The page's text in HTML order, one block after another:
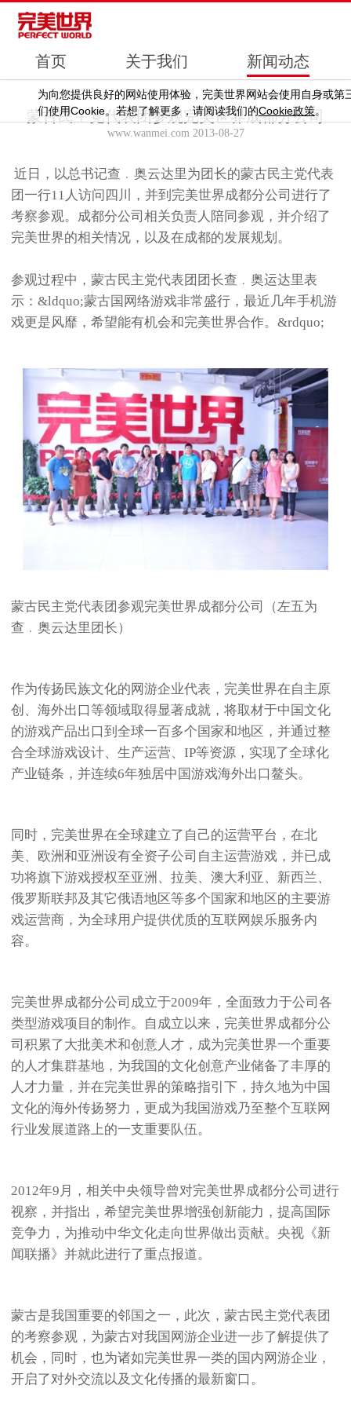
为向您提供良好的网站使用体验，完美世界网站会使用自身或第
们使用Cookie。若想了解更多，请阅读我们的Cookie政策。
首页 关于我们 新闻动态
蒙古民主党代表团参观完美世界成都分公司
www.wanmei.com 2013-08-27
近日，以总书记查﹒奥云达里为团长的蒙古民主党代表
团一行11人访问四川，并到完美世界成都分公司进行了
考察参观。成都分公司相关负责人陪同参观，并介绍了
完美世界的相关情况，以及在成都的发展规划。
参观过程中，蒙古民主党代表团团长查﹒奥运达里表
示：&ldquo;蒙古国网络游戏非常盛行，最近几年手机游
戏更是风靡，希望能有机会和完美世界合作。&rdquo;
蒙古民主党代表团参观完美世界成都分公司（左五为
查﹒奥云达里团长）
作为传扬民族文化的网游企业代表，完美世界在自主原
创、海外出口等领域取得显著成就，将取材于中国文化
的游戏产品出口到全球一百多个国家和地区，并通过整
合全球游戏设计、生产运营、IP等资源，实现了全球化
产业链条，并连续6年独居中国游戏海外出口鳌头。
同时，完美世界在全球建立了自己的运营平台，在北
美、欧洲和亚洲设有全资子公司自主运营游戏，并已成
功将旗下游戏授权至亚洲、拉美、澳大利亚、新西兰、
俄罗斯联邦及其它俄语地区等多个国家和地区的主要游
戏运营商，为全球用户提供优质的互联网娱乐服务内
容。
完美世界成都分公司成立于2009年，全面致力于公司各
类型游戏项目的制作。自成立以来，完美世界成都分公
司积累了大批美术和创意人才，成为完美世界一个重要
的人才集群基地，为我国的文化创意产业储备了丰厚的
人才力量，并在完美世界的策略指引下，持久地为中国
文化的海外传扬努力，更成为我国游戏乃至整个互联网
行业发展道路上的一支重要队伍。
2012年9月，相关中央领导曾对完美世界成都分公司进行
视察，并指出，希望完美世界增强创新能力，提高国际
竞争力，为推动中华文化走向世界做出贡献。央视《新
闻联播》并就此进行了重点报道。
蒙古是我国重要的邻国之一，此次，蒙古民主党代表团
的考察参观，为蒙古对我国网游企业进一步了解提供了
机会，同时，也为诸如完美世界一类的国内网游企业，
开启了对外交流以及文化传播的最新窗口。